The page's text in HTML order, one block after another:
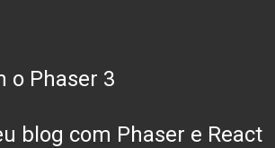
o Phaser 3
blog com Phaser e React